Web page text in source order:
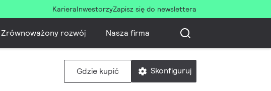
KarieraInwestorzyZapisz się do newslettera
Zrównoważony rozwój Nasza firma
Gdzie kupić Skonfiguruj